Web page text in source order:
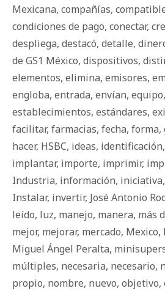
Mexicana, compañías,
condiciones de pago, conectar,
despliega, destacó, detalle,
de GS1 México, dispositivos,
elementos, elimina, emisores,
engloba, entrada, envían, equipo,
establecimientos, estándares,
facilitar, farmacias, fecha, forma,
hacer, HSBC, ideas, identificación,
implantar, importe, imprimir,
Industria, información, iniciativa,
Instalar, invertir, José Antonio
leído, luz, manejo, manera, más
mejor, mejorar, mercado, Mexico,
Miguel Ángel Peralta,
múltiples, necesaria, necesario,
propio, nombre, nuevo, objetivo,